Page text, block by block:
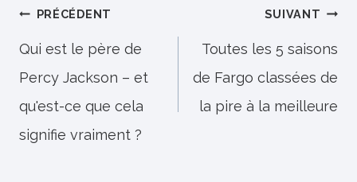
Navigation
de
l’article
PRÉCÉDENT
Qui est le père de
Percy Jackson – et
qu'est-ce que cela
signifie vraiment ?
SUIVANT
Toutes les 5 saisons
de Fargo classées de
la pire à la meilleure